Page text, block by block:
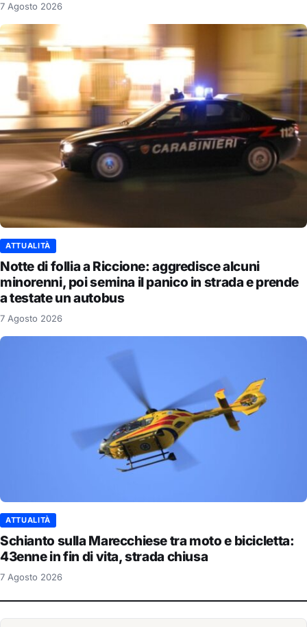
7 Agosto 2026
ATTUALITÀ
Notte di follia a Riccione: aggredisce alcuni
minorenni, poi semina il panico in strada e prende
a testate un autobus
7 Agosto 2026
ATTUALITÀ
Schianto sulla Marecchiese tra moto e bicicletta:
43enne in fin di vita, strada chiusa
7 Agosto 2026